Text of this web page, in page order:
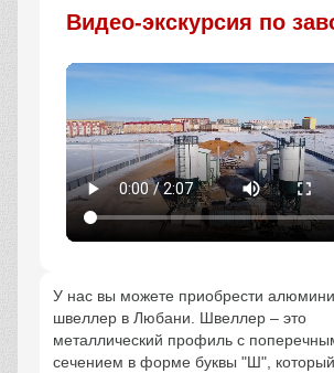
Видео-экскурсия по
У нас вы можете приобрести
швеллер в Любани. Швеллер – это
металлический профиль с
сечением в форме буквы "Ш", который